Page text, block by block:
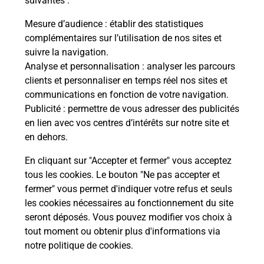
Mesure d’audience : établir des statistiques
complémentaires sur l’utilisation de nos sites et
suivre la navigation.
Analyse et personnalisation : analyser les parcours
clients et personnaliser en temps réel nos sites et
communications en fonction de votre navigation.
Publicité : permettre de vous adresser des publicités
en lien avec vos centres d’intérêts sur notre site et
en dehors.
En cliquant sur "Accepter et fermer" vous acceptez
tous les cookies. Le bouton "Ne pas accepter et
fermer" vous permet d'indiquer votre refus et seuls
les cookies nécessaires au fonctionnement du site
seront déposés. Vous pouvez modifier vos choix à
tout moment ou obtenir plus d'informations via
notre politique de cookies.
Boîte aux Lettres La Poste
Prochaine collecte du courrierlundià 13h00
97 Avenue Saint Exupery
92160 Antony
Le lien s'ouvre dans un nouvel onglet
Localiser Liste Boîtes aux lettres Hauts-de-Seine Antony